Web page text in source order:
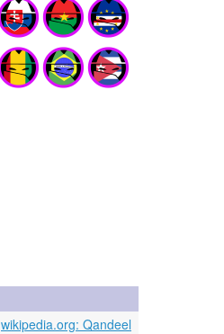
wikipedia.org: Qandeel